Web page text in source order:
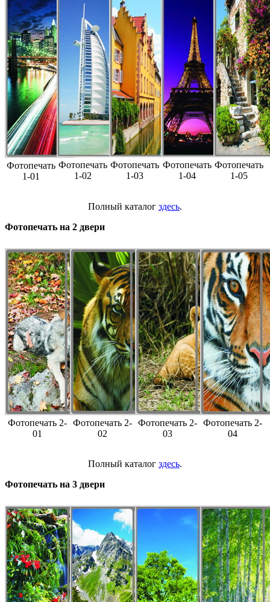
Фотопечать
1-01
Фотопечать
1-02
Фотопечать
1-03
Фотопечать
1-04
Фотопечать
1-05
Полный каталог здесь.
Фотопечать на 2 двери
Фотопечать 2-
01
Фотопечать 2-
02
Фотопечать 2-
03
Фотопечать 2-
04
Полный каталог здесь.
Фотопечать на 3 двери